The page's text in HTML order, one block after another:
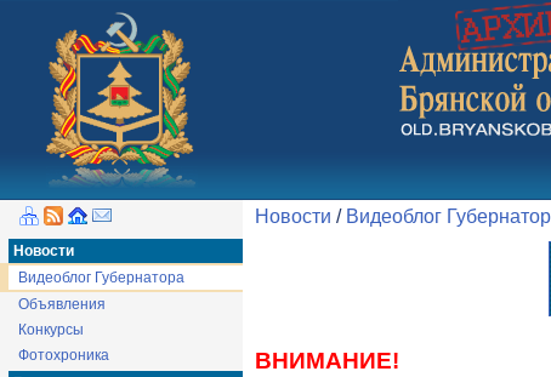
Новости
Видеоблог Губернатора
Объявления
Конкурсы
Фотохроника
Новости / Видеоблог
ВНИМАНИЕ!